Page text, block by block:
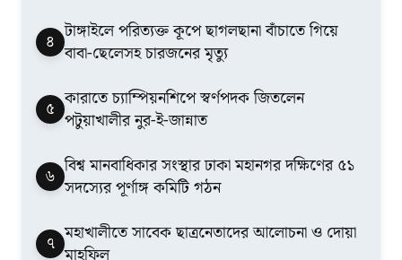
৪ টাঙ্গাইলে পরিত্যক্ত কূপে ছাগলছানা বাঁচাতে গিয়ে
বাবা-ছেলেসহ চারজনের মৃত্যু
৫ কারাতে চ্যাম্পিয়নশিপে স্বর্ণপদক জিতলেন
পটুয়াখালীর নুর-ই-জান্নাত
৬ বিশ্ব মানবাধিকার সংস্থার ঢাকা মহানগর দক্ষিণের ৫১
সদস্যের পূর্ণাঙ্গ কমিটি গঠন
৭ মহাখালীতে সাবেক ছাত্রনেতাদের আলোচনা ও দোয়া